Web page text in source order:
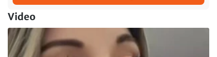
Video